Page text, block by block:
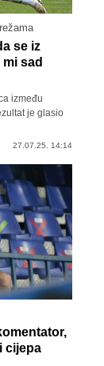
se iz
sad
između
je glasio
27.07.25. 14:14
cijepa